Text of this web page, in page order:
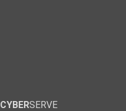
CYBERSERVE